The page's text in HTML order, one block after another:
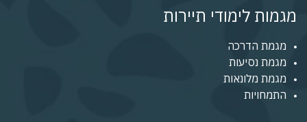
מגמות לימודי תיירות
מגמת הדרכה
מגמת נסיעות
מגמת מלונאות
התמחויות